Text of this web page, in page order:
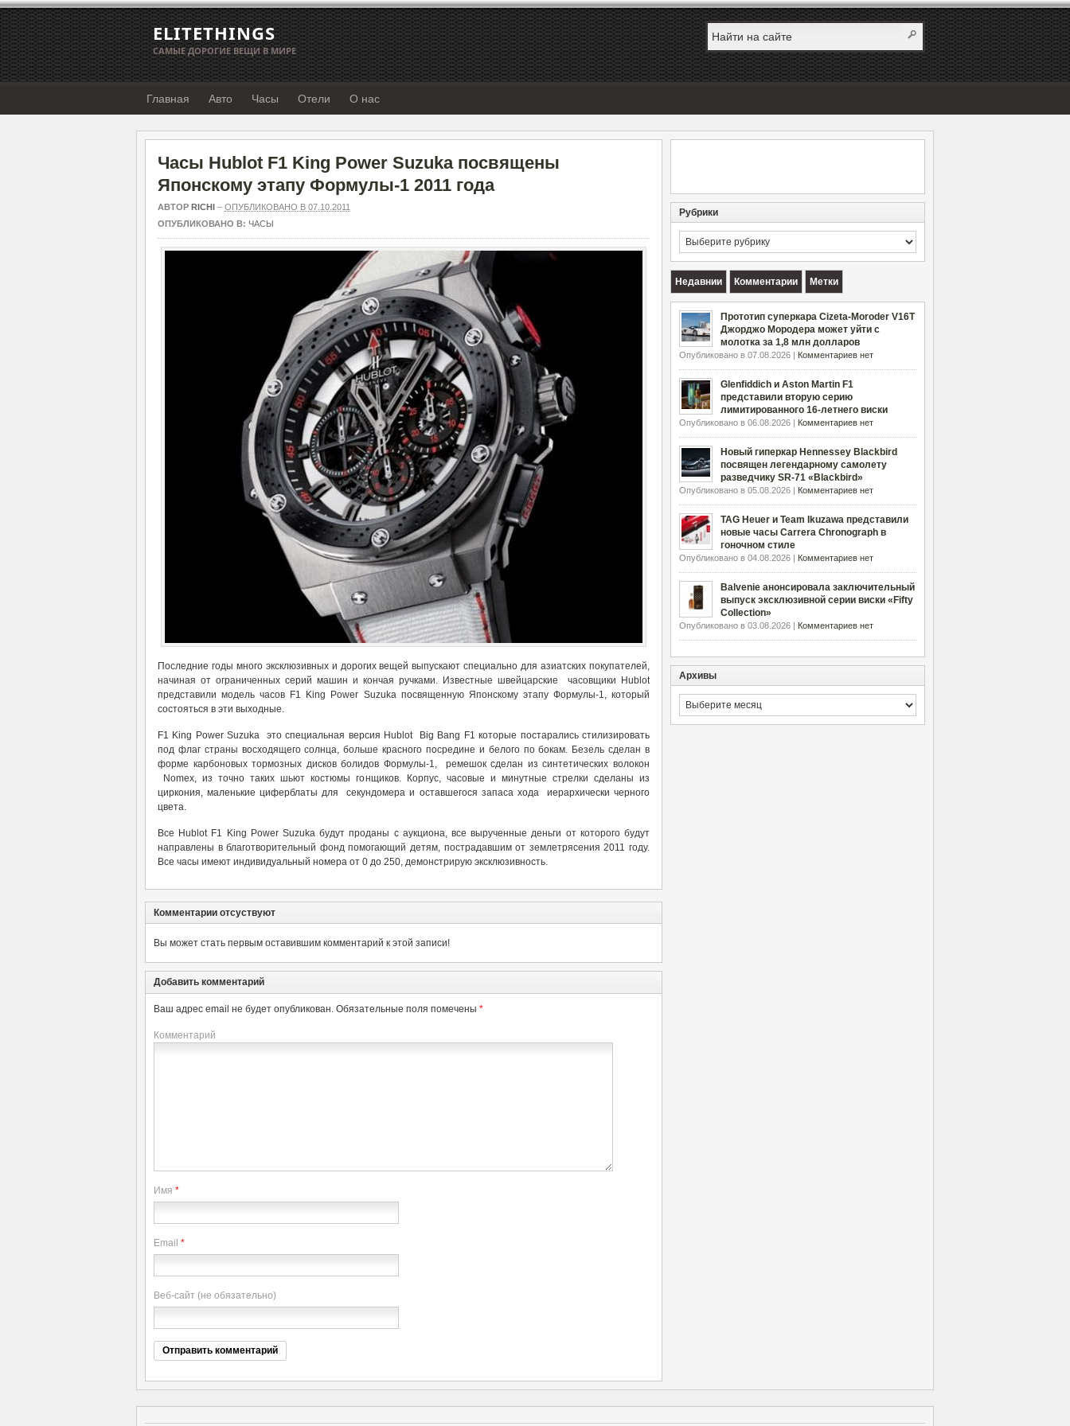
ELITETHINGS
САМЫЕ ДОРОГИЕ ВЕЩИ В МИРЕ
Главная Авто Часы Отели О нас
Часы Hublot F1 King Power Suzuka посвящены
Японскому этапу Формулы-1 2011 года
АВТОР RICHI – ОПУБЛИКОВАНО В 07.10.2011
ОПУБЛИКОВАНО В: ЧАСЫ
Последние годы много эксклюзивных и дорогих вещей выпускают специально для азиатских покупателей,
начиная от ограниченных серий машин и кончая ручками. Известные швейцарские часовщики Hublot
представили модель часов F1 King Power Suzuka посвященную Японскому этапу Формулы-1, который
состояться в эти выходные.
F1 King Power Suzuka это специальная версия Hublot Big Bang F1 которые постарались стилизировать
под флаг страны восходящего солнца, больше красного посредине и белого по бокам. Безель сделан в
форме карбоновых тормозных дисков болидов Формулы-1, ремешок сделан из синтетических волокон
Nomex, из точно таких шьют костюмы гонщиков. Корпус, часовые и минутные стрелки сделаны из
циркония, маленькие циферблаты для секундомера и оставшегося запаса хода иерархически черного
цвета.
Все Hublot F1 King Power Suzuka будут проданы с аукциона, все вырученные деньги от которого будут
направлены в благотворительный фонд помогающий детям, пострадавшим от землетрясения 2011 году.
Все часы имеют индивидуальный номера от 0 до 250, демонстрирую эксклюзивность.
Комментарии отсуствуют
Вы может стать первым оставившим комментарий к этой записи!
Добавить комментарий
Ваш адрес email не будет опубликован. Обязательные поля помечены *
Комментарий
Имя *
Email *
Веб-сайт (не обязательно)
Рубрики
Рубрики
Недавнии Комментарии Метки
Прототип суперкара Cizeta-Moroder V16T
Джорджо Мородера может уйти с
молотка за 1,8 млн долларов
Опубликовано в 07.08.2026 | Комментариев нет
Glenfiddich и Aston Martin F1
представили вторую серию
лимитированного 16-летнего виски
Опубликовано в 06.08.2026 | Комментариев нет
Новый гиперкар Hennessey Blackbird
посвящен легендарному самолету
разведчику SR-71 «Blackbird»
Опубликовано в 05.08.2026 | Комментариев нет
TAG Heuer и Team Ikuzawa представили
новые часы Carrera Chronograph в
гоночном стиле
Опубликовано в 04.08.2026 | Комментариев нет
Balvenie анонсировала заключительный
выпуск эксклюзивной серии виски «Fifty
Collection»
Опубликовано в 03.08.2026 | Комментариев нет
Архивы
Архивы